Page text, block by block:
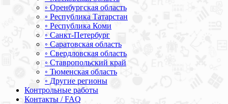
◦ Оренбургская область
◦ Республика Татарстан
◦ Республика Коми
◦ Санкт-Петербург
◦ Саратовская область
◦ Свердловская область
◦ Ставропольский край
◦ Тюменская область
◦ Другие регионы
Контрольные работы
Контакты / FAQ